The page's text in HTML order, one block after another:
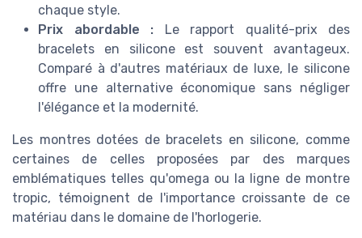
chaque style.
Prix abordable : Le rapport qualité-prix des
bracelets en silicone est souvent avantageux.
Comparé à d'autres matériaux de luxe, le silicone
offre une alternative économique sans négliger
l'élégance et la modernité.
Les montres dotées de bracelets en silicone, comme
certaines de celles proposées par des marques
emblématiques telles qu'omega ou la ligne de montre
tropic, témoignent de l'importance croissante de ce
matériau dans le domaine de l'horlogerie.